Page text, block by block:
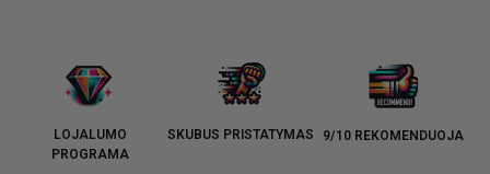
LOJALUMO
PROGRAMA
SKUBUS PRISTATYMAS 9/10 REKOMENDUOJA